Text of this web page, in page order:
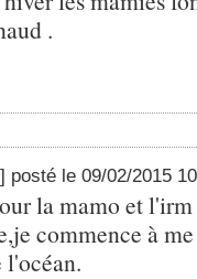
.
posté le 09/02/2015
la mamo et
commence à
l'océan.